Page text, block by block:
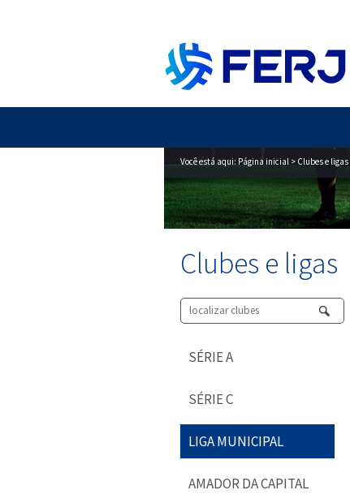
Você está aqui: Página inicial > Clubes e ligas
Clubes e ligas
SÉRIE A
SÉRIE C
LIGA MUNICIPAL
AMADOR DA CAPITAL